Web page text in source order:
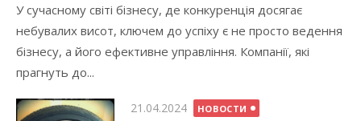
У сучасному світі бізнесу, де конкуренція досягає
небувалих висот, ключем до успіху є не просто ведення
бізнесу, а його ефективне управління. Компанії, які
прагнуть до...
Опубликовано
21.04.2024 НОВОСТИ